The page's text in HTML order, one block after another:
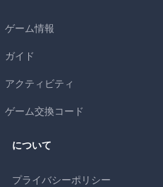
ゲーム情報
ガイド
アクティビティ
ゲーム交換コード
について
プライバシーポリシー